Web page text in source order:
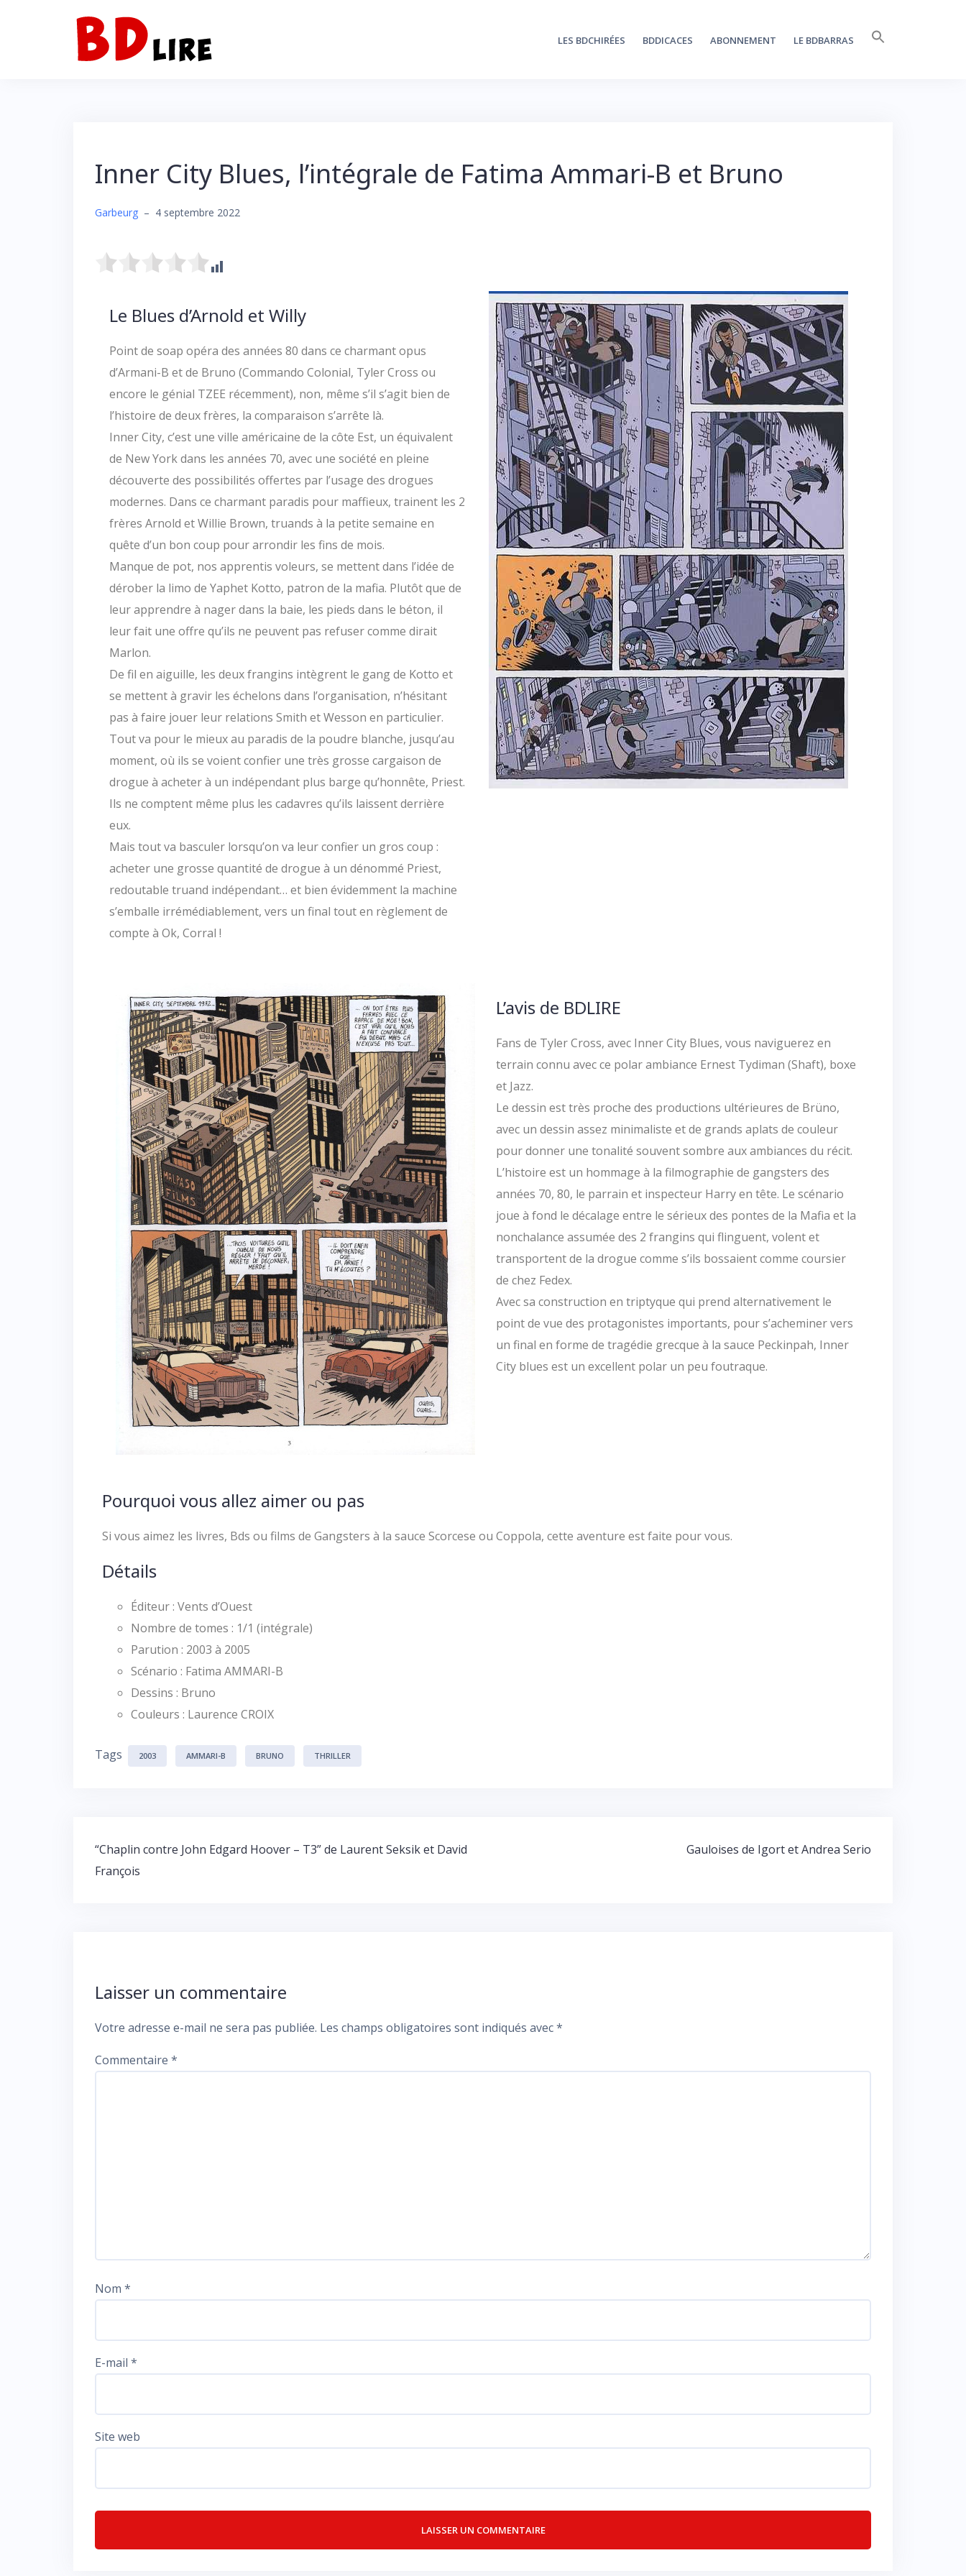
LES BDCHIRÉES BDDICACES ABONNEMENT LE BDBARRAS
Inner City Blues, l’intégrale de Fatima Ammari-B et Bruno
Garbeurg – 4 septembre 2022
Le Blues d’Arnold et Willy
Point de soap opéra des années 80 dans ce charmant opus
d’Armani-B et de Bruno (Commando Colonial, Tyler Cross ou
encore le génial TZEE récemment), non, même s’il s’agit bien de
l’histoire de deux frères, la comparaison s’arrête là.
Inner City, c’est une ville américaine de la côte Est, un équivalent
de New York dans les années 70, avec une société en pleine
découverte des possibilités offertes par l’usage des drogues
modernes. Dans ce charmant paradis pour maffieux, trainent les 2
frères Arnold et Willie Brown, truands à la petite semaine en
quête d’un bon coup pour arrondir les fins de mois.
Manque de pot, nos apprentis voleurs, se mettent dans l’idée de
dérober la limo de Yaphet Kotto, patron de la mafia. Plutôt que de
leur apprendre à nager dans la baie, les pieds dans le béton, il
leur fait une offre qu’ils ne peuvent pas refuser comme dirait
Marlon.
De fil en aiguille, les deux frangins intègrent le gang de Kotto et
se mettent à gravir les échelons dans l’organisation, n’hésitant
pas à faire jouer leur relations Smith et Wesson en particulier.
Tout va pour le mieux au paradis de la poudre blanche, jusqu’au
moment, où ils se voient confier une très grosse cargaison de
drogue à acheter à un indépendant plus barge qu’honnête, Priest.
Ils ne comptent même plus les cadavres qu’ils laissent derrière
eux.
Mais tout va basculer lorsqu’on va leur confier un gros coup :
acheter une grosse quantité de drogue à un dénommé Priest,
redoutable truand indépendant… et bien évidemment la machine
s’emballe irrémédiablement, vers un final tout en règlement de
compte à Ok, Corral !
L’avis de BDLIRE
Fans de Tyler Cross, avec Inner City Blues, vous naviguerez en
terrain connu avec ce polar ambiance Ernest Tydiman (Shaft), boxe
et Jazz.
Le dessin est très proche des productions ultérieures de Brüno,
avec un dessin assez minimaliste et de grands aplats de couleur
pour donner une tonalité souvent sombre aux ambiances du récit.
L’histoire est un hommage à la filmographie de gangsters des
années 70, 80, le parrain et inspecteur Harry en tête. Le scénario
joue à fond le décalage entre le sérieux des pontes de la Mafia et la
nonchalance assumée des 2 frangins qui flinguent, volent et
transportent de la drogue comme s’ils bossaient comme coursier
de chez Fedex.
Avec sa construction en triptyque qui prend alternativement le
point de vue des protagonistes importants, pour s’acheminer vers
un final en forme de tragédie grecque à la sauce Peckinpah, Inner
City blues est un excellent polar un peu foutraque.
Pourquoi vous allez aimer ou pas
Si vous aimez les livres, Bds ou films de Gangsters à la sauce Scorcese ou Coppola, cette aventure est faite pour vous.
Détails
Éditeur : Vents d’Ouest
Nombre de tomes : 1/1 (intégrale)
Parution : 2003 à 2005
Scénario : Fatima AMMARI-B
Dessins : Bruno
Couleurs : Laurence CROIX
Tags 2003 AMMARI-B BRUNO THRILLER
“Chaplin contre John Edgard Hoover – T3” de Laurent Seksik et David
François
Gauloises de Igort et Andrea Serio
Laisser un commentaire
Votre adresse e-mail ne sera pas publiée. Les champs obligatoires sont indiqués avec*
Commentaire *
Nom *
E-mail *
Site web